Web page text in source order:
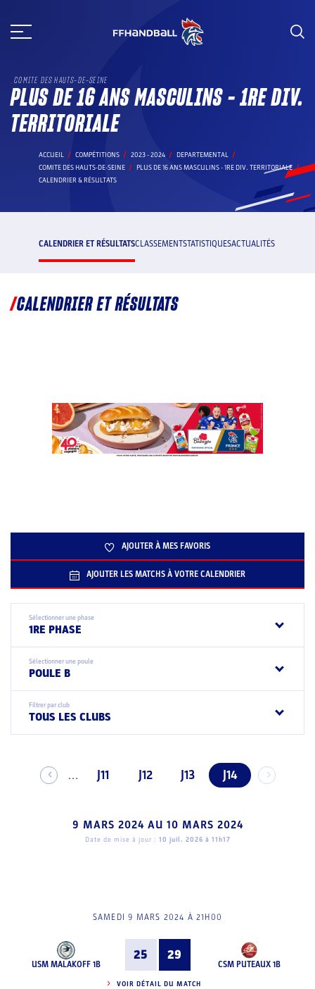
au
COMITE DES HAUTS-DE-SEINE
PLUS DE 16 ANS MASCULINS - 1RE DIV.
TERRITORIALE
ACCUEIL COMPÉTITIONS 2023 - 2024
DEPARTEMENTAL
COMITE DES HAUTS-DE-SEINE
PLUS DE 16 ANS MASCULINS - 1RE DIV. TERRITORIALE
CALENDRIER & RÉSULTATS
CALENDRIER ET RÉSULTATSCLASSEMENTSTATISTIQUESACTUALITÉS
CALENDRIER ET RÉSULTATS
AJOUTER À MES FAVORIS
AJOUTER LES MATCHS À VOTRE CALENDRIER
Sélectionner une phase
1RE PHASE
Sélectionner une poule
POULE B
Filtrer par club
TOUS LES CLUBS
... J11 J12 J13 J14
9 MARS 2024AU 10 MARS 2024
Date de mise à jour : 10 juil. 2026 à 11h17
SAMEDI 9 MARS 2024 À 21H00
USM MALAKOFF 1B
25 29
CSM PUTEAUX 1B
VOIR DÉTAIL DU MATCH